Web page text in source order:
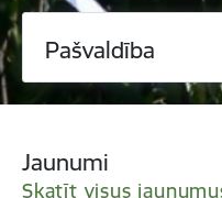
Pašvaldība
Jaunumi
Skatīt visus